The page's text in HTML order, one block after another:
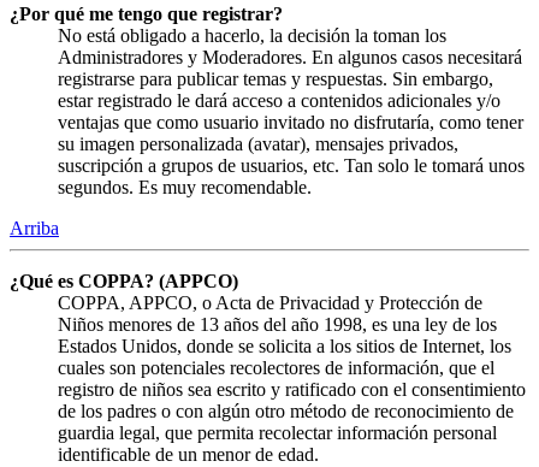
¿Por qué me tengo que registrar?
No está obligado a hacerlo, la decisión la toman los
Administradores y Moderadores. En algunos casos necesitará
registrarse para publicar temas y respuestas. Sin embargo,
estar registrado le dará acceso a contenidos adicionales y/o
ventajas que como usuario invitado no disfrutaría, como tener
su imagen personalizada (avatar), mensajes privados,
suscripción a grupos de usuarios, etc. Tan solo le tomará unos
segundos. Es muy recomendable.
Arriba
¿Qué es COPPA? (APPCO)
COPPA, APPCO, o Acta de Privacidad y Protección de
Niños menores de 13 años del año 1998, es una ley de los
Estados Unidos, donde se solicita a los sitios de Internet, los
cuales son potenciales recolectores de información, que el
registro de niños sea escrito y ratificado con el consentimiento
de los padres o con algún otro método de reconocimiento de
guardia legal, que permita recolectar información personal
identificable de un menor de edad.